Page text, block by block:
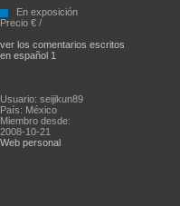
En exposición
Precio € /
ver los comentarios escritos
en español 1
Usuario: seijikun89
País: México
Miembro desde:
2008-10-21
Web personal